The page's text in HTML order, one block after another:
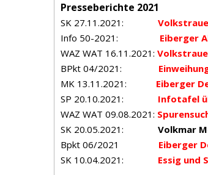
Presseberichte 2021
SK 27.11.2021:
Info 50-2021: Eiberger
WAZ WAT 16.11.2021:
BPkt 04/2021:
MK 13.11.2021: Eiberger
SP 20.10.2021: Infotafel
WAZ WAT 09.08.2021:
SK 20.05.2021: Volkmar
Bpkt 06/2021 Eiberger
SK 10.04.2021: Essig und